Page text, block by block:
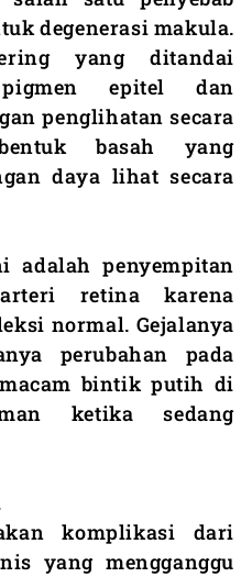
degenerasi makula.
yang ditandai
epitel dan
penglihatan secara
basah yang
daya lihat secara
adalah penyempitan
retina karena
normal. Gejalanya
perubahan pada
bintik putih di
ketika sedang
komplikasi dari
yang mengganggu